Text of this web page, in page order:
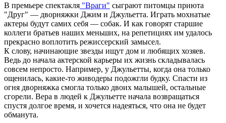
В премьере спектакля "Враги" сыграют питомцы приюта
"Друг" — дворняжки Джим и Джульетта. Играть мохнатые
актеры будут самих себя — собак. И как говорят старшие
коллеги братьев наших меньших, на репетициях им удалось
прекрасно воплотить режиссерский замысел.
К слову, начинающие звезды ищут дом и любящих хозяев.
Ведь до начала актерской карьеры их жизнь складывалась
совсем непросто. Например, у Джульетты, когда она только
ощенилась, какие-то живодеры подожгли будку. Спасти из
огня дворняжка смогла только двоих малышей, остальные
сгорели. Вера в людей к Джульетте начала возвращаться
спустя долгое время, и хочется надеяться, что она не будет
обманута.